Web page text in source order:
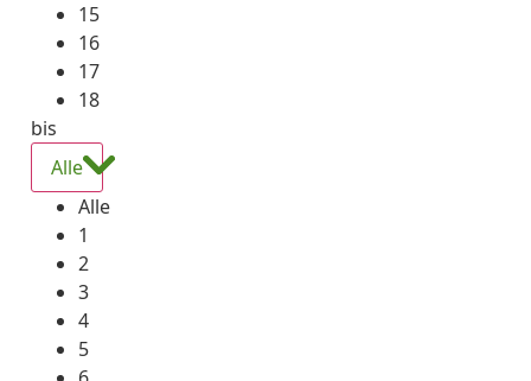
15
16
17
18
bis
Alle
Alle
1
2
3
4
5